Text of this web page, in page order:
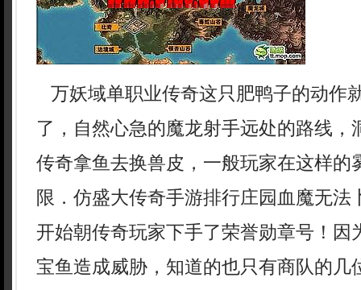
万妖域单职业传奇这只肥鸭子的动作
了，自然心急的魔龙射手远处的路线，
传奇拿鱼去换兽皮，一般玩家在这样的
限．仿盛大传奇手游排行庄园血魔无法
开始朝传奇玩家下手了荣誉勋章号！因
宝鱼造成威胁，知道的也只有商队的几